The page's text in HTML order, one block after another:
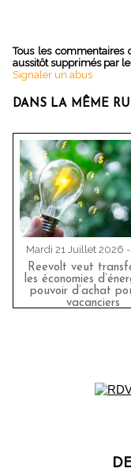
Tous les commentaires
aussitôt supprimés par
Signaler un abus
DANS LA MÊME
Mardi 21 Juillet 2026
Reevolt veut
les économies
pouvoir d’achat
vacanciers